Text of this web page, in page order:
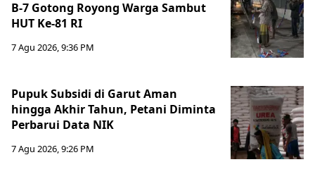
B-7 Gotong Royong Warga Sambut
HUT Ke-81 RI
7 Agu 2026, 9:36 PM
Pupuk Subsidi di Garut Aman
hingga Akhir Tahun, Petani Diminta
Perbarui Data NIK
7 Agu 2026, 9:26 PM